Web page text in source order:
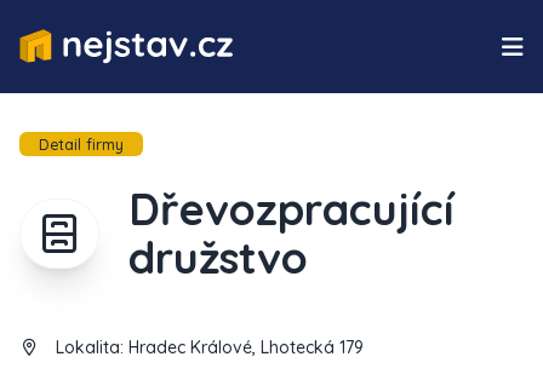
Detail firmy
Dřevozpracující
družstvo
Lokalita: Hradec Králové, Lhotecká 179